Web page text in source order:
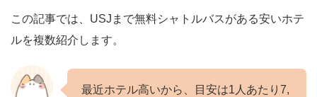
この記事では、USJまで無料シャトルバスがある安いホテ
ルを複数紹介します。
最近ホテル高いから、目安は1人あたり7,